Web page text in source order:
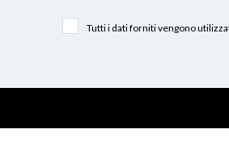
Tutti i dati forniti vengono